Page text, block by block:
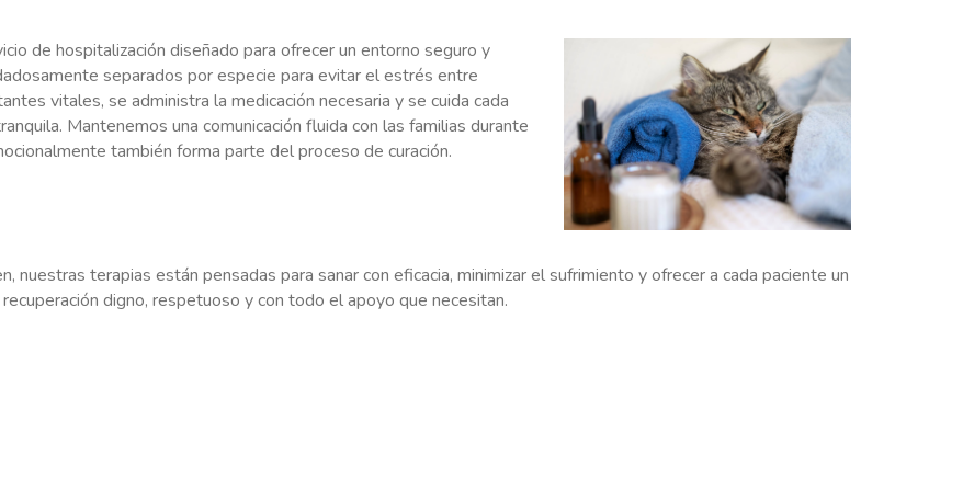
de hospitalización diseñado para ofrecer un entorno seguro y
separados por especie para evitar el estrés entre
vitales, se administra la medicación necesaria y se cuida cada
Mantenemos una comunicación fluida con las familias durante
también forma parte del proceso de curación.
nuestras terapias están pensadas para sanar con eficacia, minimizar el sufrimiento y ofrecer a cada paciente un
digno, respetuoso y con todo el apoyo que necesitan.